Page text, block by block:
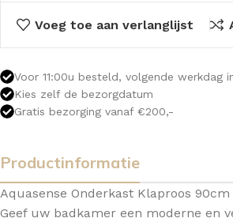
Voeg toe aan verlanglijst
Voor 11:00u besteld, volgende werkdag
Kies zelf de bezorgdatum
Gratis bezorging vanaf €200,-
Productinformatie
Aquasense Onderkast Klaproos
Geef uw badkamer een moderne en